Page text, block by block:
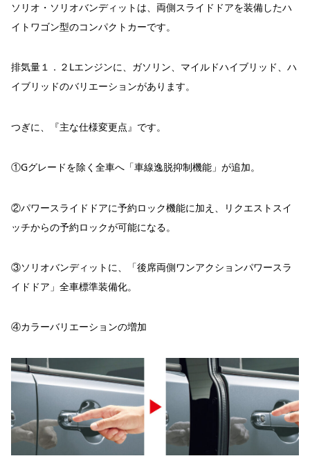
ソリオ・ソリオバンディットは、両側スライドドアを装備したハ
イトワゴン型のコンパクトカーです。
排気量１．２Lエンジンに、ガソリン、マイルドハイブリッド、ハ
イブリッドのバリエーションがあります。
つぎに、『主な仕様変更点』です。
①Gグレードを除く全車へ「車線逸脱抑制機能」が追加。
②パワースライドドアに予約ロック機能に加え、リクエストスイ
ッチからの予約ロックが可能になる。
③ソリオバンディットに、「後席両側ワンアクションパワースラ
イドドア」全車標準装備化。
④カラーバリエーションの増加